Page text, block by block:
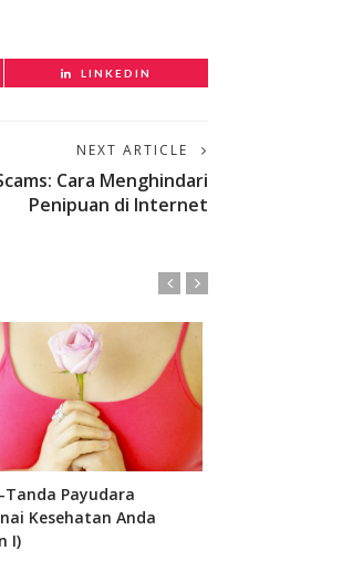
LINKEDIN
NEXT ARTICLE
Cara Menghindari
Penipuan di Internet
Tanda Payudara
Kesehatan Anda
I)